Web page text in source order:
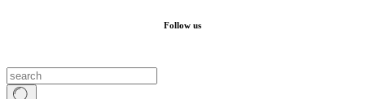
Follow us